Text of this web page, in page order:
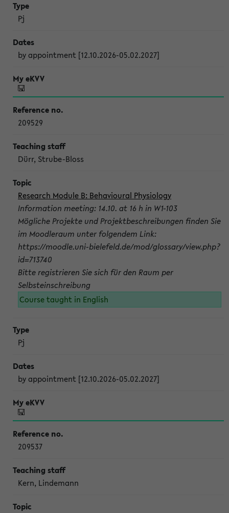
Pj
by appointment [12.10.2026-05.02.2027]
209529
Dürr, Strube-Bloss
Research Module B: Behavioural Physiology
Information meeting: 14.10. at 16 h in W1-103
Mögliche Projekte und Projektbeschreibungen finden Sie
im Moodleraum unter folgendem Link:
https://moodle.uni-bielefeld.de/mod/glossary/view.php?
id=713740
Bitte registrieren Sie sich für den Raum per
Selbsteinschreibung
Course taught in English
Pj
by appointment [12.10.2026-05.02.2027]
209537
Kern, Lindemann